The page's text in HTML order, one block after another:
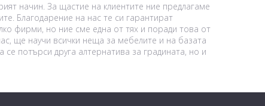
начин. За щастие на клиентите ние предлагаме
Благодарение на нас те си гарантират
фирми, но ние сме една от тях и поради това от
ще научи всички неща за мебелите и на базата
потърси друга алтернатива за градината, но и